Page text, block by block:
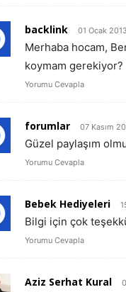
backlink 01 Ocak
Merhaba hocam,
koymam gerekiyor?
Yorumu Cevapla
forumlar 07 Kasım
Güzel paylaşım
Yorumu Cevapla
Bebek Hediyeleri
Bilgi için çok
Yorumu Cevapla
Aziz Serhat Kural